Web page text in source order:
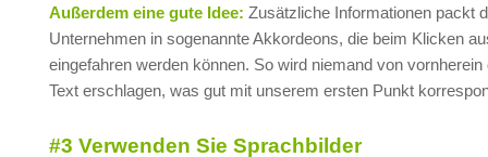
Außerdem eine gute Idee: Zusätzliche Informationen packt
Unternehmen in sogenannte Akkordeons, die beim Klicken
eingefahren werden können. So wird niemand von
Text erschlagen, was gut mit unserem ersten Punkt
#3 Verwenden Sie Sprachbilder